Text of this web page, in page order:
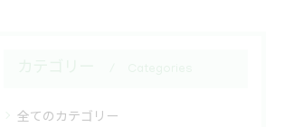
全てのカテゴリー